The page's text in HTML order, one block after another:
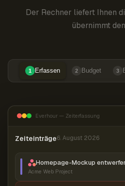
Der Rechner liefert Ihnen
übernimmt
1 Erfassen 2 Budget 3
Everhour — Zeiterfassung
Zeiteinträge6. August 2026
Homepage-Mockup
Acme Web Project